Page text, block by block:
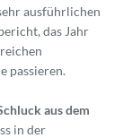
ausführlichen
das Jahr
passieren.
aus dem
in der